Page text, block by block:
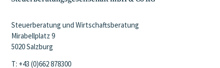
Steuerberatung und Wirtschaftsberatung
Mirabellplatz 9
5020 Salzburg
T: +43 (0)662 878300